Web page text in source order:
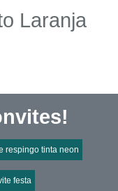
Laranja
respingo tinta neon
festa